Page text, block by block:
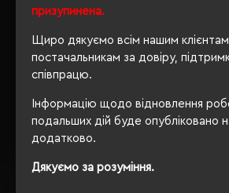
призупинена.
Щиро дякуємо всім нашим
постачальникам за довіру,
співпрацю.
Інформацію щодо відновлення
подальших дій буде опубліковано
додатково.
Дякуємо за розуміння.